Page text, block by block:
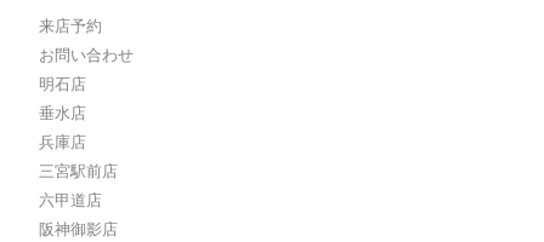
来店予約
お問い合わせ
明石店
垂水店
兵庫店
三宮駅前店
六甲道店
阪神御影店